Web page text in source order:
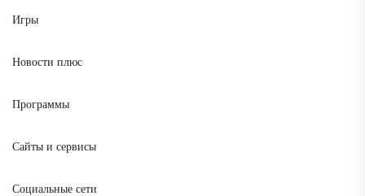
Игры
Новости плюс
Программы
Сайты и сервисы
Социальные сети